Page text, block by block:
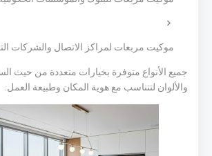
موكيت مربعات لمراكز الاتصال والشركات
جميع الأنواع متوفرة بخيارات متعددة من حيث
والألوان لتتناسب مع هوية المكان وطبيعة العمل.